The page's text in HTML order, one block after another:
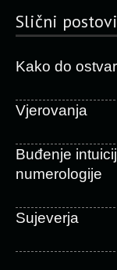
Slični postovi
Kako do
Vjerovanja
Buđenje
numerologije
Sujeverja